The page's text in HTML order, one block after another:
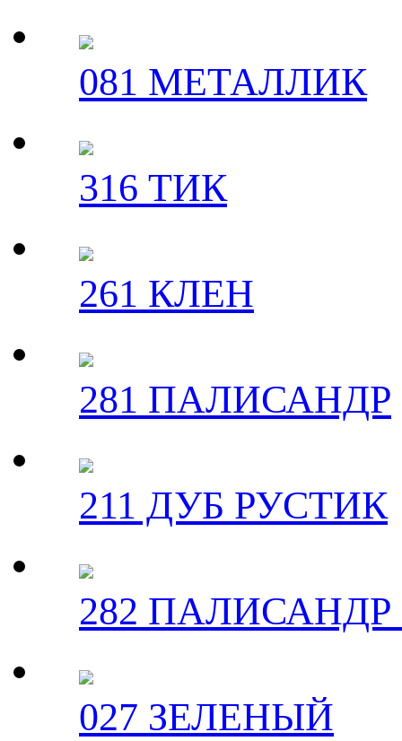
081 МЕТАЛЛИК
316 ТИК
261 КЛЕН
281 ПАЛИСАНДР
211 ДУБ РУСТИК
282
027 ЗЕЛЕНЫЙ